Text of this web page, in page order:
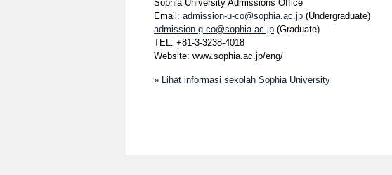
Sophia University Admissions Office
Email: admission-u-co@sophia.ac.jp (Undergraduate)
admission-g-co@sophia.ac.jp (Graduate)
TEL: +81-3-3238-4018
Website: www.sophia.ac.jp/eng/
» Lihat informasi sekolah Sophia University